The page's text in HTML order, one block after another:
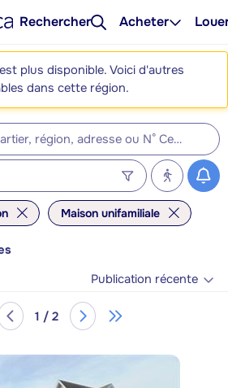
Rechercher Acheter
plus disponible. Voici d'autres
dans cette région.
Maison unifamiliale
Publication récente
1 / 2